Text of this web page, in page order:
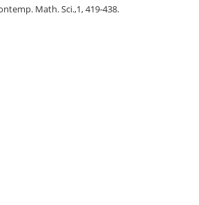
Math. Sci.,1, 419-438.